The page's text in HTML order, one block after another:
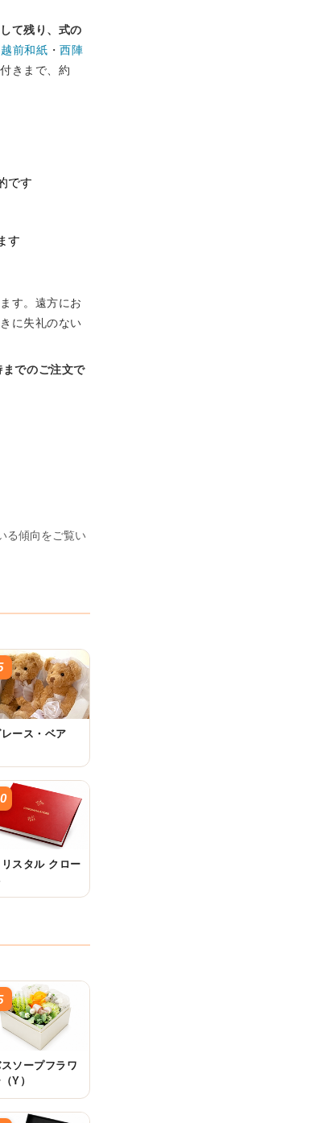
て残り、式の
越前和紙 ・西陣
きまで、約
です
す
す。遠方にお
に失礼のない
までのご注文で
る傾向をご覧い
ース・ベア
リスタル クロー
ソープフラワ
Y）